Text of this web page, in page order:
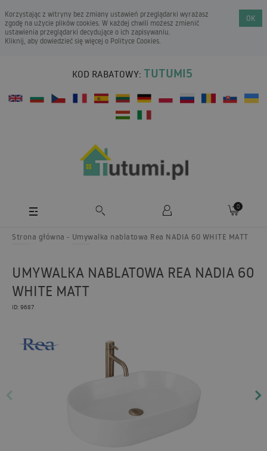
Korzystając z witryny bez zmiany ustawień przeglądarki wyrażasz
zgodę na użycie plików cookies. W każdej chwili możesz zmienić
ustawienia przeglądarki decydujące o ich zapisywaniu.
Kliknij, aby dowiedzieć się więcej o Polityce Cookies.
OK
KOD RABATOWY: TUTUMI5
0
Strona główna Umywalka nablatowa Rea NADIA 60 WHITE MATT
UMYWALKA NABLATOWA REA NADIA 60
WHITE MATT
ID: 9687